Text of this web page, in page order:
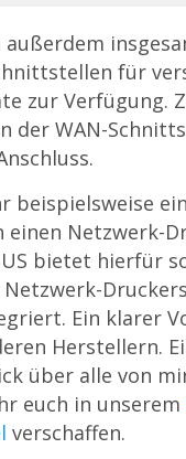
außerdem
für
zur Verfügung.
der WAN-
beispielsweise
einen Netzwerk-
bietet hierfür
Ein klarer
Herstellern.
über alle von
euch in unserem
verschaffen.